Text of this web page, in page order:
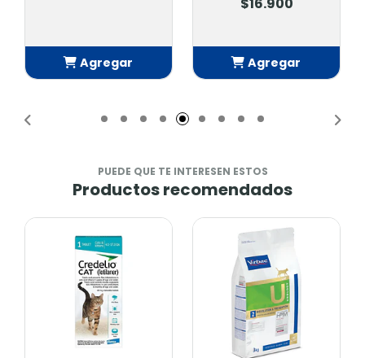
Agregar
$16.900
Agregar
PUEDE QUE TE INTERESEN ESTOS
Productos recomendados